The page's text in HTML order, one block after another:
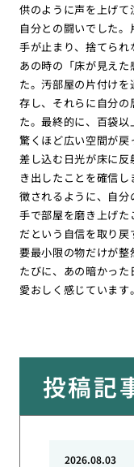
供のように声を上げ
自分との闘いでした
手が止まり、捨てられ
あの時の「床が見え
た。汚部屋の片付け
存し、それらに自分
た。最終的に、百袋
驚くほど広い空間が
差し込む日光が床に
き出したことを確信
徴されるように、自
手で部屋を磨き上げ
だという自信を取り
要最小限の物だけが整
たびに、あの暗かっ
愛おしく感じています。
投稿記
2026.08.03